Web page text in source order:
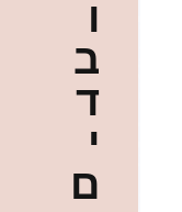
ו
ב
ד
י
ם